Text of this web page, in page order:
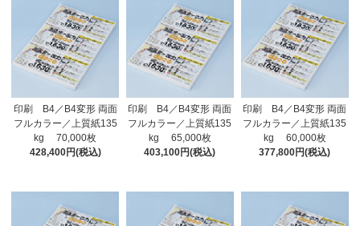
印刷 B4／B4変形 両面
フルカラー／上質紙135
kg 70,000枚
428,400円(税込)
印刷 B4／B4変形 両面
フルカラー／上質紙135
kg 65,000枚
403,100円(税込)
印刷 B4／B4変形 両面
フルカラー／上質紙135
kg 60,000枚
377,800円(税込)